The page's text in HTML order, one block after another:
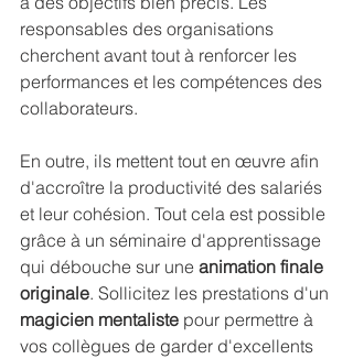
responsables des organisations
cherchent avant tout à renforcer les
performances et les compétences des
collaborateurs.
En outre, ils mettent tout en œuvre afin
d'accroître la productivité des salariés
et leur cohésion. Tout cela est possible
grâce à un séminaire d'apprentissage
qui débouche sur une animation finale
originale. Sollicitez les prestations d'un
magicien mentaliste pour permettre à
vos collègues de garder d'excellents